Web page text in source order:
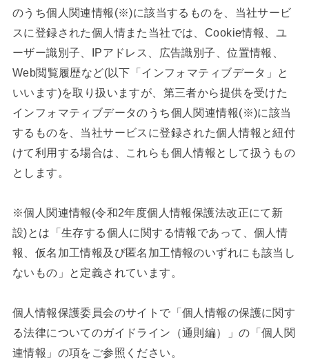
のうち個人関連情報(※)に該当するものを、当社サービ
スに登録された個人情また当社では、Cookie情報、ユ
ーザー識別子、IPアドレス、広告識別子、位置情報、
Web閲覧履歴など(以下「インフォマティブデータ」と
いいます)を取り扱いますが、第三者から提供を受けた
インフォマティブデータのうち個人関連情報(※)に該当
するものを、当社サービスに登録された個人情報と紐付
けて利用する場合は、これらも個人情報として扱うもの
とします。
※個人関連情報(令和2年度個人情報保護法改正にて新
設)とは「生存する個人に関する情報であって、個人情
報、仮名加工情報及び匿名加工情報のいずれにも該当し
ないもの」と定義されています。
個人情報保護委員会のサイトで「個人情報の保護に関す
る法律についてのガイドライン（通則編）」の「個人関
連情報」の項をご参照ください。